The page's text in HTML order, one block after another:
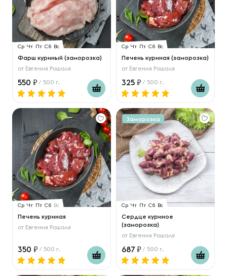
Ср Чт Пт Сб Вс
Фарш куриный (заморозка)
от Евгения Рошаля
550 / 500 г.
Ср Чт Пт Сб Вс
Печень куриная (заморозка)
от Евгения Рошаля
325 / 500 г.
Ср Чт Пт Сб Вс
Печень куриная
от Евгения Рошаля
350 / 500 г.
Заморозка
Ср Чт Пт Сб Вс
Сердце куриное
(заморозка)
от Евгения Рошаля
687 / 500 г.